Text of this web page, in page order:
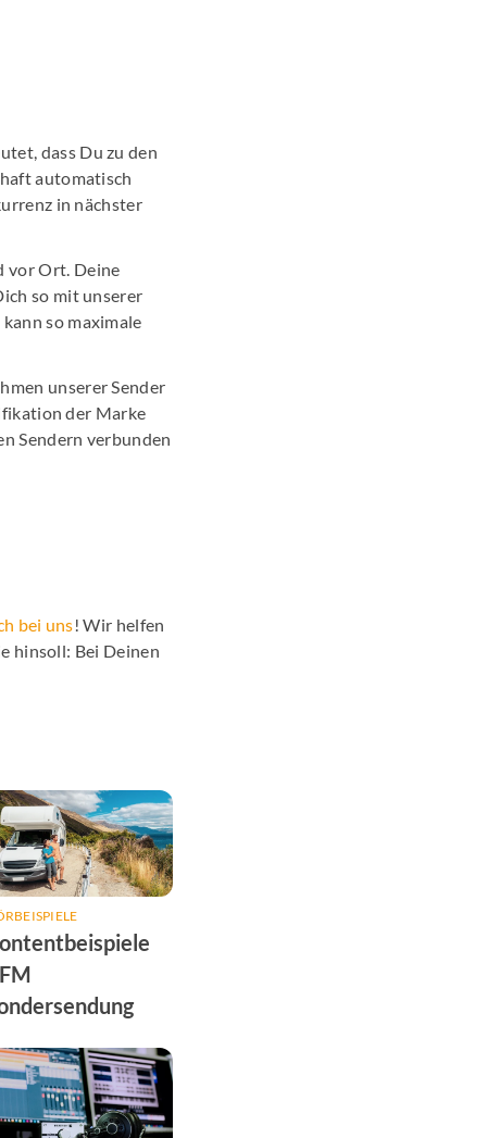
dass Du zu den
automatisch
in nächster
vor Ort. Deine
so mit unserer
so maximale
unserer Sender
der Marke
Sendern verbunden
bei uns! Wir helfen
hinsoll: Bei Deinen